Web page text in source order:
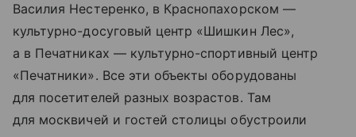
Василия Нестеренко, в Краснопахорском —
культурно-досуговый центр «Шишкин Лес»,
а в Печатниках — культурно-спортивный центр
«Печатники». Все эти объекты оборудованы
для посетителей разных возрастов. Там
для москвичей и гостей столицы обустроили